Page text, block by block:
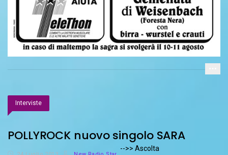
Interviste
POLLYROCK nuovo singolo SARA
-->> Ascolta